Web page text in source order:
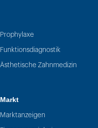
Prophylaxe
Funktionsdiagnostik
Ästhetische Zahnmedizin
Markt
Marktanzeigen